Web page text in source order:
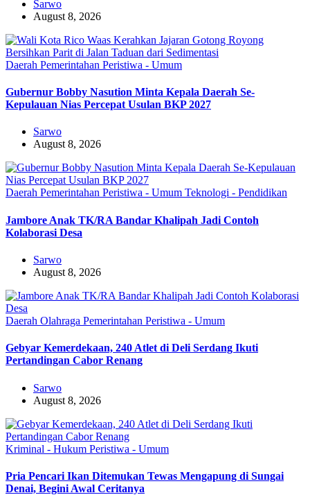
Sarwo
August 8, 2026
Daerah Pemerintahan Peristiwa - Umum
Gubernur Bobby Nasution Minta Kepala Daerah Se-
Kepulauan Nias Percepat Usulan BKP 2027
Sarwo
August 8, 2026
Daerah Pemerintahan Peristiwa - Umum Teknologi - Pendidikan
Jambore Anak TK/RA Bandar Khalipah Jadi Contoh
Kolaborasi Desa
Sarwo
August 8, 2026
Daerah Olahraga Pemerintahan Peristiwa - Umum
Gebyar Kemerdekaan, 240 Atlet di Deli Serdang Ikuti
Pertandingan Cabor Renang
Sarwo
August 8, 2026
Kriminal - Hukum Peristiwa - Umum
Pria Pencari Ikan Ditemukan Tewas Mengapung di Sungai
Denai, Begini Awal Ceritanya‎